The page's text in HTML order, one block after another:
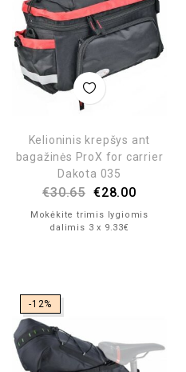
Kelioninis krepšys ant
bagažinės ProX for carrier
Dakota 035
€30.65 €28.00
Mokėkite trimis lygiomis
dalimis 3 x 9.33€
-12%